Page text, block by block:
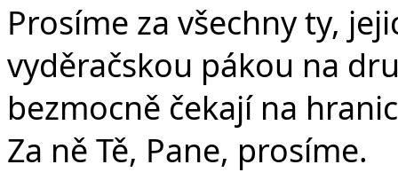
Prosíme za všechny ty,
vyděračskou pákou na
bezmocně čekají na
Za ně Tě, Pane, prosíme.